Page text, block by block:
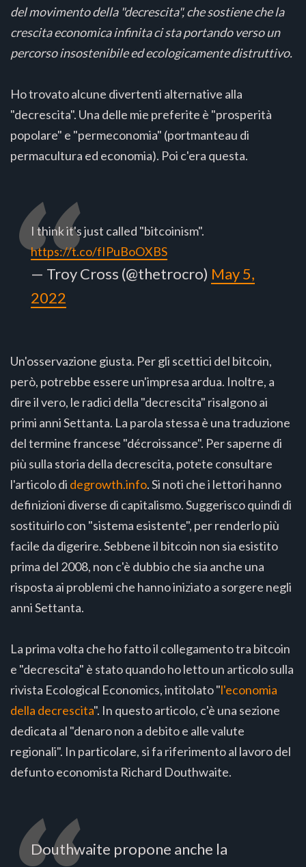
del movimento della "decrescita", che sostiene che la
crescita economica infinita ci sta portando verso un
percorso insostenibile ed ecologicamente distruttivo.
Ho trovato alcune divertenti alternative alla
"decrescita". Una delle mie preferite è "prosperità
popolare" e "permeconomia" (portmanteau di
permacultura ed economia). Poi c'era questa.
I think it's just called "bitcoinism".
https://t.co/fIPuBoOXBS
— Troy Cross (@thetrocro) May 5,
2022
Un'osservazione giusta. Per gli scettici del bitcoin,
però, potrebbe essere un'impresa ardua. Inoltre, a
dire il vero, le radici della "decrescita" risalgono ai
primi anni Settanta. La parola stessa è una traduzione
del termine francese "décroissance". Per saperne di
più sulla storia della decrescita, potete consultare
l'articolo di degrowth.info. Si noti che i lettori hanno
definizioni diverse di capitalismo. Suggerisco quindi di
sostituirlo con "sistema esistente", per renderlo più
facile da digerire. Sebbene il bitcoin non sia esistito
prima del 2008, non c'è dubbio che sia anche una
risposta ai problemi che hanno iniziato a sorgere negli
anni Settanta.
La prima volta che ho fatto il collegamento tra bitcoin
e "decrescita" è stato quando ho letto un articolo sulla
rivista Ecological Economics, intitolato "l'economia
della decrescita". In questo articolo, c'è una sezione
dedicata al "denaro non a debito e alle valute
regionali". In particolare, si fa riferimento al lavoro del
defunto economista Richard Douthwaite.
Douthwaite propone anche la